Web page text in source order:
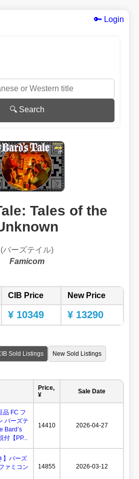
🔑 Login
🔍 Search
Tales of the
(バーズテイル)
Famicom
CIB Price New Price
¥ 10349 ¥ 13290
Sold Listings New Sold Listings
Price,
¥
Sale Date
品 FC フ
バーズテ
Bard’s
付【PP...
14410 2026-04-27
】バーズ
ァミコン
14855 2026-03-12